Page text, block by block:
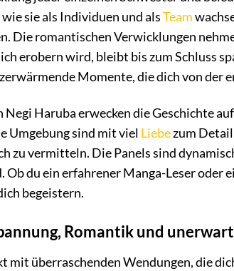
sie als Individuen und alsTeam
Die romantischen Verwicklungen
erobern wird, bleibt bis zum Schluss
Momente, die dich von der
Haruba erwecken die Geschichte
Umgebung sind mit viel Liebezum
zu vermitteln. Die Panels sind
Ob du ein erfahrener Manga-Leser oder
begeistern.
Romantik und
mit überraschenden Wendungen, die